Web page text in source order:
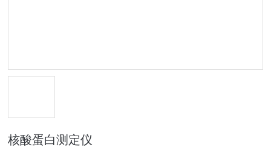
核酸蛋白测定仪